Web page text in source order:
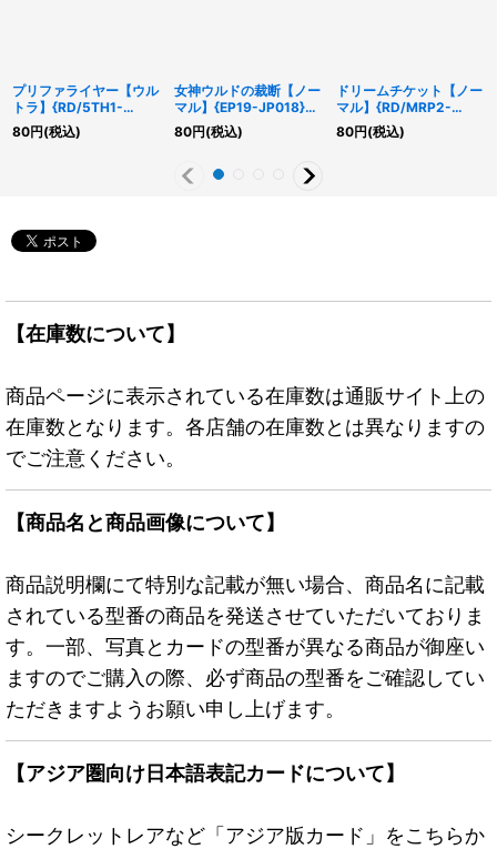
プリファライヤー【ウル
トラ】{RD/5TH1-
JP046}《RDモンスタ
ー》
80円(税込)
女神ウルドの裁断【ノー
マル】{EP19-JP018}
《魔法》
80円(税込)
ドリームチケット【ノー
マル】{RD/MRP2-
JP070}《RD魔法》
80円(税込)
【在庫数について】
商品ページに表示されている在庫数は通販サイト上の
在庫数となります。各店舗の在庫数とは異なりますの
でご注意ください。
【商品名と商品画像について】
商品説明欄にて特別な記載が無い場合、商品名に記載
されている型番の商品を発送させていただいておりま
す。一部、写真とカードの型番が異なる商品が御座い
ますのでご購入の際、必ず商品の型番をご確認してい
ただきますようお願い申し上げます。
【アジア圏向け日本語表記カードについて】
シークレットレアなど「アジア版カード」をこちらか